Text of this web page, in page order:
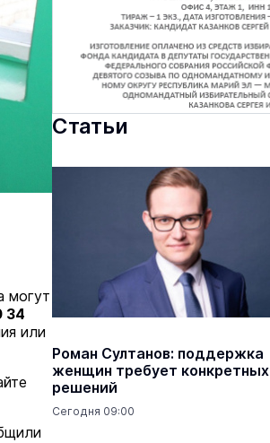
могут
34
или
Статьи
Роман Султанов: поддержка
женщин требует конкретных
решений
Сегодня 09:00